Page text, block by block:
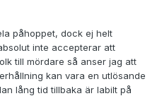
påhoppet, dock ej helt
inte accepterar att
till mördare så anser jag att
kan vara en utlösande
lång tid tillbaka är labilt på